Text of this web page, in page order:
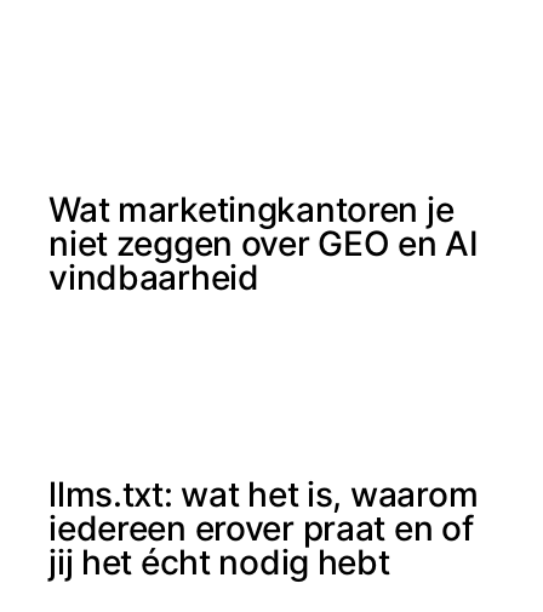
Wat marketingkantoren je
niet zeggen over GEO en AI
vindbaarheid
llms.txt: wat het is, waarom
iedereen erover praat en of
jij het écht nodig hebt